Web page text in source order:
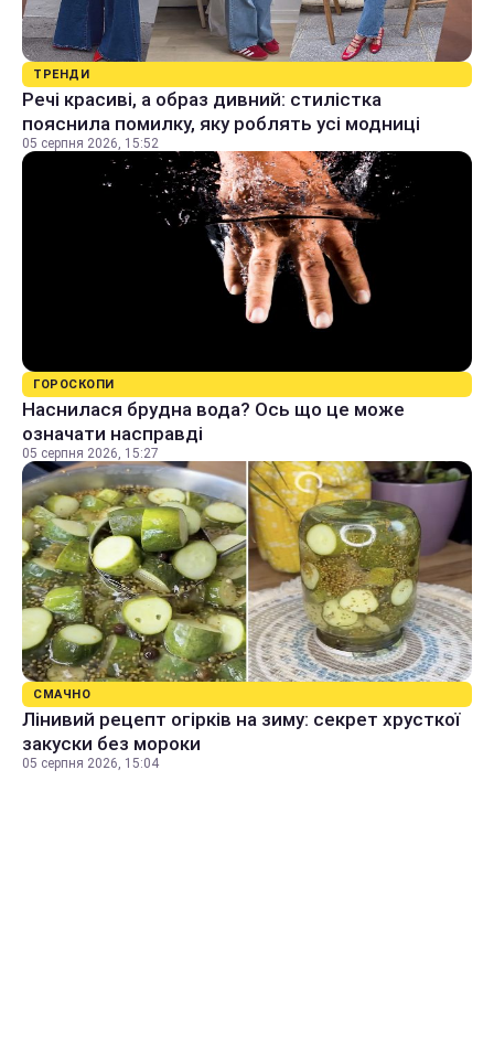
ТРЕНДИ
Речі красиві, а образ дивний: стилістка
пояснила помилку, яку роблять усі модниці
05 серпня 2026, 15:52
ГОРОСКОПИ
Наснилася брудна вода? Ось що це може
означати насправді
05 серпня 2026, 15:27
СМАЧНО
Лінивий рецепт огірків на зиму: секрет хрусткої
закуски без мороки
05 серпня 2026, 15:04